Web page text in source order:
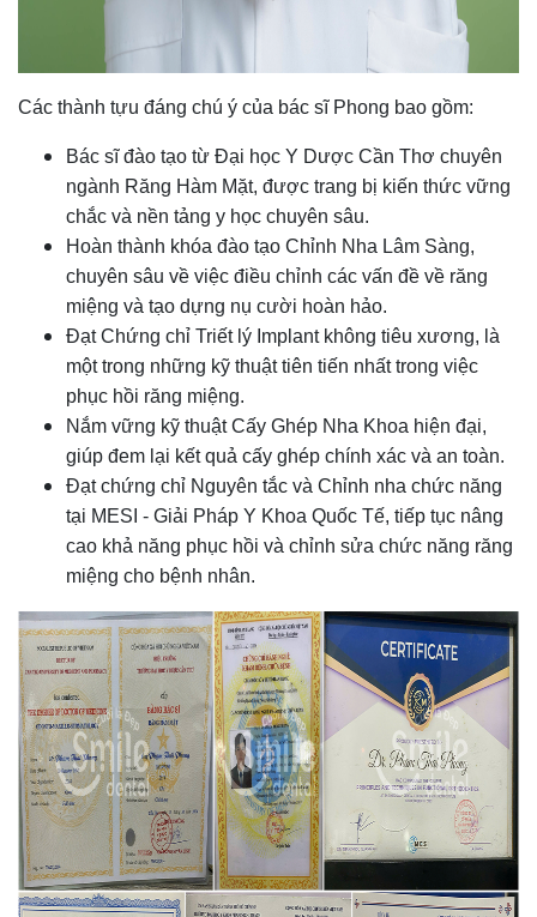
Các thành tựu đáng chú ý của bác sĩ Phong bao gồm:
Bác sĩ đào tạo từ Đại học Y Dược Cần Thơ chuyên
ngành Răng Hàm Mặt, được trang bị kiến thức vững
chắc và nền tảng y học chuyên sâu.
Hoàn thành khóa đào tạo Chỉnh Nha Lâm Sàng,
chuyên sâu về việc điều chỉnh các vấn đề về răng
miệng và tạo dựng nụ cười hoàn hảo.
Đạt Chứng chỉ Triết lý Implant không tiêu xương, là
một trong những kỹ thuật tiên tiến nhất trong việc
phục hồi răng miệng.
Nắm vững kỹ thuật Cấy Ghép Nha Khoa hiện đại,
giúp đem lại kết quả cấy ghép chính xác và an toàn.
Đạt chứng chỉ Nguyên tắc và Chỉnh nha chức năng
tại MESI - Giải Pháp Y Khoa Quốc Tế, tiếp tục nâng
cao khả năng phục hồi và chỉnh sửa chức năng răng
miệng cho bệnh nhân.